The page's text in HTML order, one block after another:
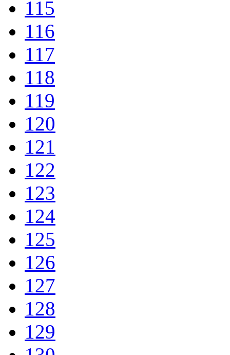
115
116
117
118
119
120
121
122
123
124
125
126
127
128
129